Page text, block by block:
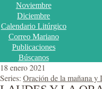
Noviembre
Diciembre
Calendario Litúrgico
Correo Mariano
Publicaciones
Búscanos
18 enero 2021
Series: Oración de la mañana y